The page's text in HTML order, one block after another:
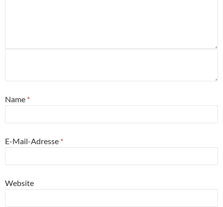
Name *
E-Mail-Adresse *
Website